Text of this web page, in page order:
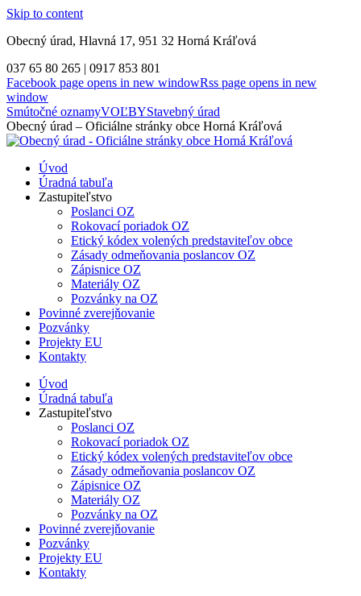
Skip to content
Obecný úrad, Hlavná 17, 951 32 Horná Kráľová
037 65 80 265 | 0917 853 801
Facebook page opens in new windowRss page opens in new
window
Smútočné oznamyVOĽBYStavebný úrad
Obecný úrad – Oficiálne stránky obce Horná Kráľová
Úvod
Úradná tabuľa
Zastupiteľstvo
Poslanci OZ
Rokovací poriadok OZ
Etický kódex volených predstaviteľov obce
Zásady odmeňovania poslancov OZ
Zápisnice OZ
Materiály OZ
Pozvánky na OZ
Povinné zverejňovanie
Pozvánky
Projekty EU
Kontakty
Úvod
Úradná tabuľa
Zastupiteľstvo
Poslanci OZ
Rokovací poriadok OZ
Etický kódex volených predstaviteľov obce
Zásady odmeňovania poslancov OZ
Zápisnice OZ
Materiály OZ
Pozvánky na OZ
Povinné zverejňovanie
Pozvánky
Projekty EU
Kontakty